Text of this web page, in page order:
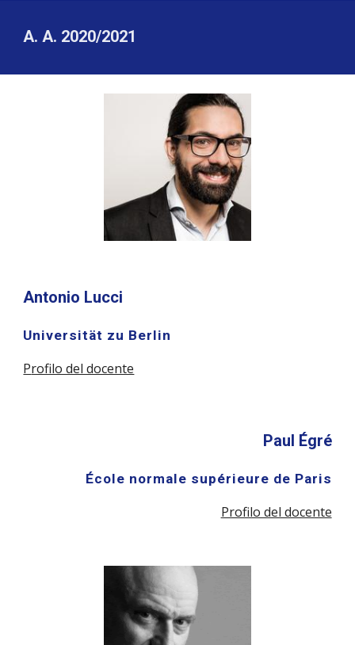
A. A. 2020/2021
Antonio Lucci
Universität zu Berlin
Profilo del docente
Paul Égré
École normale supérieure de Paris
Profilo del docente